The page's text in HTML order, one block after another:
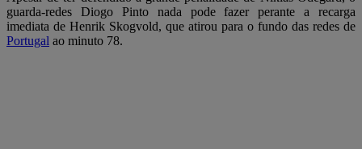
guarda-redes Diogo Pinto nada pode fazer perante a recarga
imediata de Henrik Skogvold, que atirou para o fundo das redes de
Portugal ao minuto 78.